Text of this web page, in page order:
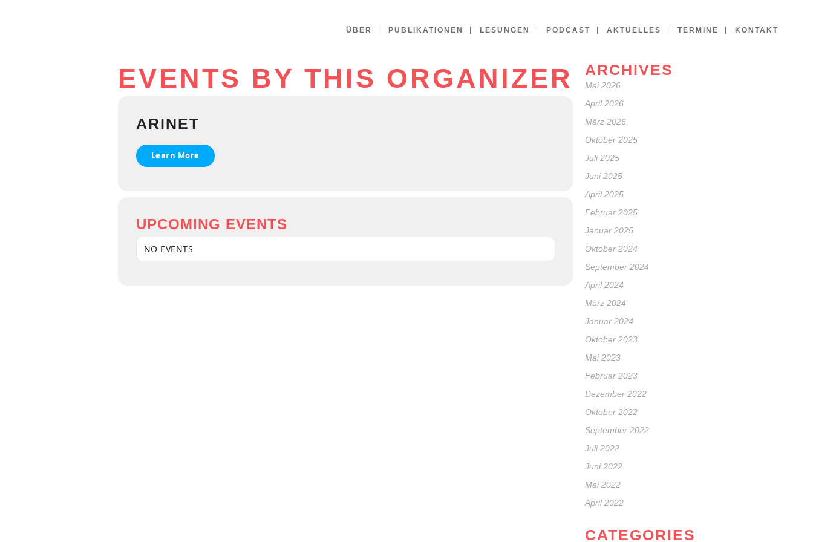
ÜBER PUBLIKATIONEN LESUNGEN PODCAST AKTUELLES TERMINE KONTAKT
EVENTS BY THIS ORGANIZER
ARINET
Learn More
UPCOMING EVENTS
NO EVENTS
ARCHIVES
Mai 2026
April 2026
März 2026
Oktober 2025
Juli 2025
Juni 2025
April 2025
Februar 2025
Januar 2025
Oktober 2024
September 2024
April 2024
März 2024
Januar 2024
Oktober 2023
Mai 2023
Februar 2023
Dezember 2022
Oktober 2022
September 2022
Juli 2022
Juni 2022
Mai 2022
April 2022
CATEGORIES